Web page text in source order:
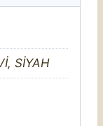
SİYAH